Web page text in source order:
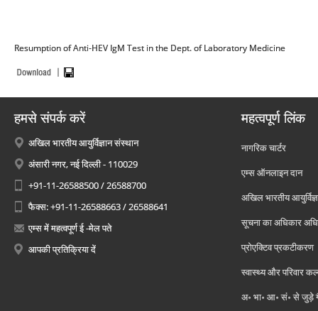
Resumption of Anti-HEV IgM Test in the Dept. of Laboratory Medicine
हमसे संपर्क करें
अखिल भारतीय आयुर्विज्ञान संस्थान
अंसारी नगर, नई दिल्ली - 110029
+91-11-26588500 / 26588700
फैक्स: +91-11-26588663 / 26588641
एम्स में महत्वपूर्ण ई -मेल पते
आपकी प्रतिक्रिया दें
महत्वपूर्ण लिंक
नागरिक चार्टर
एम्स ऑनलाइन दान
अखिल भारतीय
सूचना का अधिकार
प्रोएक्टिव प्रकटीकरण
स्वास्थ्य और परिवार
अ॰ भा॰ आ॰ सं॰ से जुड़े